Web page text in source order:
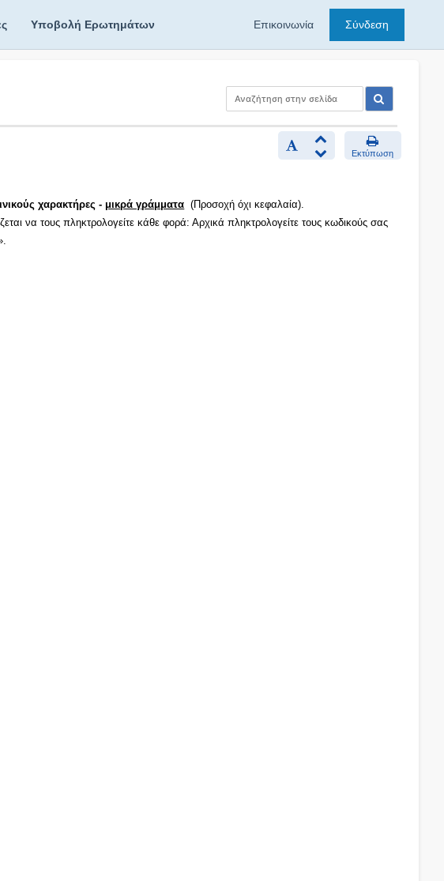
Υποβολή Ερωτημάτων Επικοινωνία Σύνδεση
Εκτύπωση
χαρακτήρες - μικρά γράμματα (Προσοχή όχι κεφαλαία).
να τους πληκτρολογείτε κάθε φορά: Αρχικά πληκτρολογείτε τους κωδικούς σας